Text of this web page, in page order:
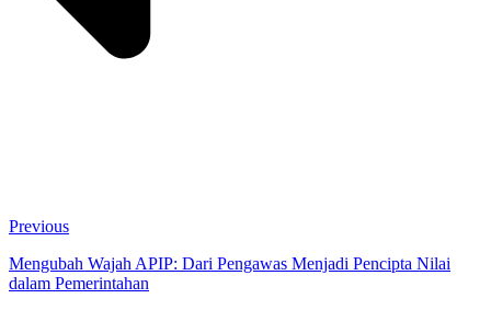
Previous
Mengubah Wajah APIP: Dari Pengawas Menjadi Pencipta Nilai
dalam Pemerintahan